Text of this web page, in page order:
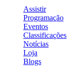
Assistir
Programação
Eventos
Classificações
Notícias
Loja
Blogs